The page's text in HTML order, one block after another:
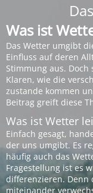
Was ist
Das Wetter umgibt
Einfluss auf deren
Stimmung aus.
Klaren, wie die
zustande kommen
Beitrag greift diese
Was ist Wetter
Einfach gesagt,
der uns umgibt. Es
häufig auch das
Fragestellung ist es
differenzieren. Denn
miteinander